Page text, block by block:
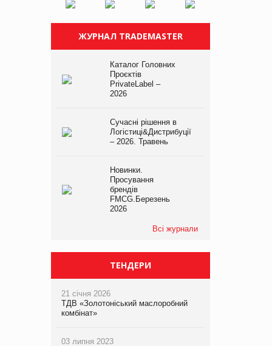
ЖУРНАЛ TRADEMASTER
Каталог Головних
Проєктів
PrivateLabel –
2026
Сучасні рішення в
Логістиці&Дистрибуції
– 2026. Травень
Новинки.
Просування
брендів
FMCG.Березень
2026
Всі журнали
ТЕНДЕРИ
21 січня 2026
ТДВ «Золотоніський маслоробний
комбінат»
03 липня 2023